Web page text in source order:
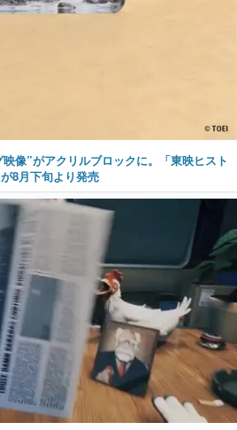
映像”がアクリルブロックに。「東映ヒスト
8月下旬より発売